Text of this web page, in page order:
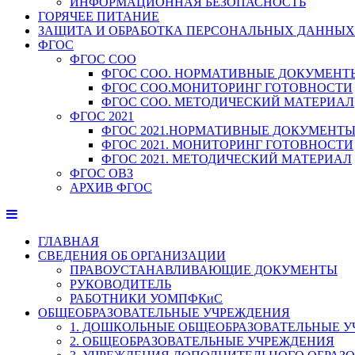
ГОРЯЧЕЕ ПИТАНИЕ
ЗАЩИТА И ОБРАБОТКА ПЕРСОНАЛЬНЫХ ДАННЫХ
ФГОС
ФГОС СОО
ФГОС СОО. НОРМАТИВНЫЕ
ФГОС СОО.МОНИТОРИНГ ГОТОВНОСТИ
ФГОС СОО. МЕТОДИЧЕСКИЙ МАТЕРИАЛ
ФГОС 2021
ФГОС 2021.НОРМАТИВНЫЕ ДОКУМЕНТЫ
ФГОС 2021. МОНИТОРИНГ ГОТОВНОСТИ
ФГОС 2021. МЕТОДИЧЕСКИЙ МАТЕРИАЛ
ФГОС ОВЗ
АРХИВ ФГОС
ГЛАВНАЯ
СВЕДЕНИЯ ОБ ОРГАНИЗАЦИИ
ПРАВОУСТАНАВЛИВАЮЩИЕ ДОКУМЕНТЫ
РУКОВОДИТЕЛЬ
РАБОТНИКИ УОМПФКиС
ОБЩЕОБРАЗОВАТЕЛЬНЫЕ УЧРЕЖДЕНИЯ
1. ДОШКОЛЬНЫЕ ОБЩЕОБРАЗОВАТЕЛЬНЫЕ
2. ОБЩЕОБРАЗОВАТЕЛЬНЫЕ УЧРЕЖДЕНИЯ